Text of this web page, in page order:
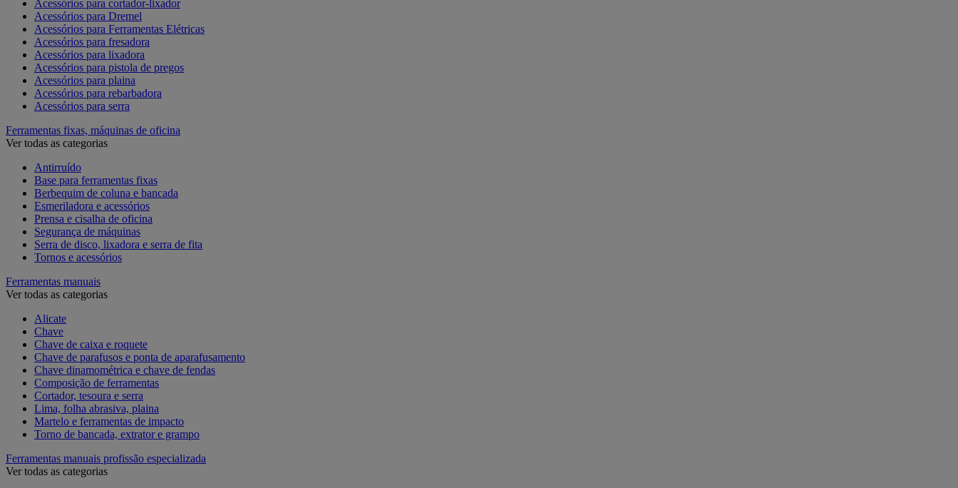
Acessórios para cortador-lixador
Acessórios para Dremel
Acessórios para Ferramentas Elétricas
Acessórios para fresadora
Acessórios para lixadora
Acessórios para pistola de pregos
Acessórios para plaina
Acessórios para rebarbadora
Acessórios para serra
Ferramentas fixas, máquinas de oficina
Ver todas as categorias
Antirruído
Base para ferramentas fixas
Berbequim de coluna e bancada
Esmeriladora e acessórios
Prensa e cisalha de oficina
Segurança de máquinas
Serra de disco, lixadora e serra de fita
Tornos e acessórios
Ferramentas manuais
Ver todas as categorias
Alicate
Chave
Chave de caixa e roquete
Chave de parafusos e ponta de aparafusamento
Chave dinamométrica e chave de fendas
Composição de ferramentas
Cortador, tesoura e serra
Lima, folha abrasiva, plaina
Martelo e ferramentas de impacto
Torno de bancada, extrator e grampo
Ferramentas manuais profissão especializada
Ver todas as categorias